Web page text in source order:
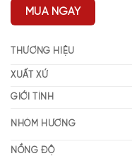
MUA NGAY
THƯƠNG HIỆU
XUẤT XỨ
GIỚI TÍNH
NHÓM HƯƠNG
NỒNG ĐỘ